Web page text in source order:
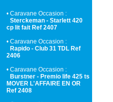
• Caravane Occasion :
Sterckeman - Starlett 420
cp lit fait Ref 2407
• Caravane Occasion :
Rapido - Club 31 TDL Ref
2406
• Caravane Occasion :
Burstner - Premio life 425 ts
MOVER L'AFFAIRE EN OR
Ref 2408